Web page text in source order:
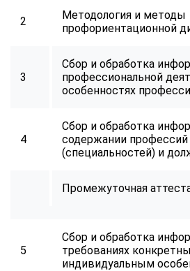
2
Методология и методы
профориентационной
3
Сбор и обработка
профессиональной
особенностях
4
Сбор и обработка
содержании профессий
(специальностей) и
Промежуточная
5
Сбор и обработка
требованиях
индивидуальным